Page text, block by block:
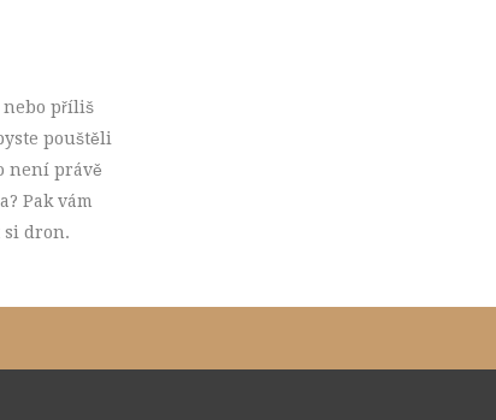
nebo příliš
pouštěli
není právě
Pak vám
si dron.